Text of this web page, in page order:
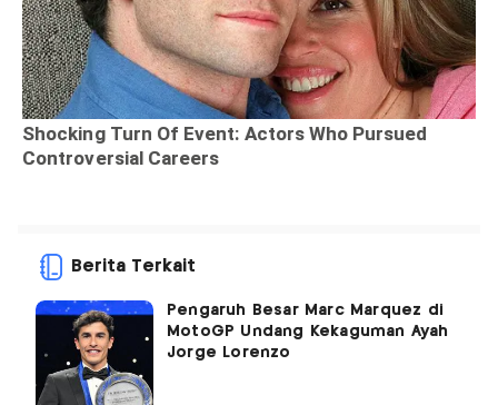
Berita Terkait
Pengaruh Besar Marc Marquez di
MotoGP Undang Kekaguman Ayah
Jorge Lorenzo